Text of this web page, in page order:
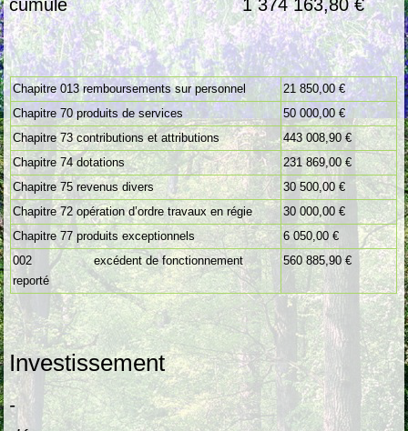
cumulé 1 374 163,80 €
Chapitre 013 remboursements sur personnel
21 850,00 €
Chapitre 70 produits de services
50 000,00 €
Chapitre 73 contributions et attributions
443 008,90 €
Chapitre 74 dotations
231 869,00 €
Chapitre 75 revenus divers
30 500,00 €
Chapitre 72 opération d’ordre travaux en régie
30 000,00 €
Chapitre 77 produits exceptionnels
6 050,00 €
002 excédent de fonctionnement
reporté
560 885,90 €
Investissement
-